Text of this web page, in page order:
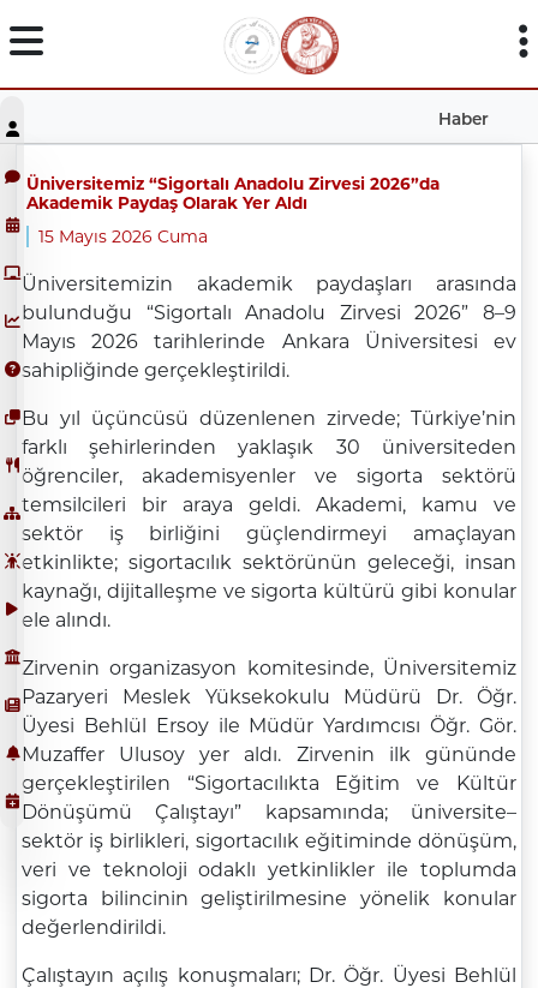
Haber
Üniversitemiz “Sigortalı Anadolu Zirvesi 2026”da
Akademik Paydaş Olarak Yer Aldı
15 Mayıs 2026 Cuma
Üniversitemizin akademik paydaşları arasında
bulunduğu “Sigortalı Anadolu Zirvesi 2026” 8–9
Mayıs 2026 tarihlerinde Ankara Üniversitesi ev
sahipliğinde gerçekleştirildi.
Bu yıl üçüncüsü düzenlenen zirvede; Türkiye’nin
farklı şehirlerinden yaklaşık 30 üniversiteden
öğrenciler, akademisyenler ve sigorta sektörü
temsilcileri bir araya geldi. Akademi, kamu ve
sektör iş birliğini güçlendirmeyi amaçlayan
etkinlikte; sigortacılık sektörünün geleceği, insan
kaynağı, dijitalleşme ve sigorta kültürü gibi konular
ele alındı.
Zirvenin organizasyon komitesinde, Üniversitemiz
Pazaryeri Meslek Yüksekokulu Müdürü Dr. Öğr.
Üyesi Behlül Ersoy ile Müdür Yardımcısı Öğr. Gör.
Muzaffer Ulusoy yer aldı. Zirvenin ilk gününde
gerçekleştirilen “Sigortacılıkta Eğitim ve Kültür
Dönüşümü Çalıştayı” kapsamında; üniversite–
sektör iş birlikleri, sigortacılık eğitiminde dönüşüm,
veri ve teknoloji odaklı yetkinlikler ile toplumda
sigorta bilincinin geliştirilmesine yönelik konular
değerlendirildi.
Çalıştayın açılış konuşmaları; Dr. Öğr. Üyesi Behlül